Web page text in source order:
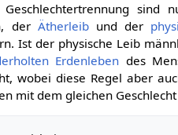
sind
der Ätherleibund der
Ist der physische Leib
Erdenleben des
wobei diese Regel aber
mit dem gleichen